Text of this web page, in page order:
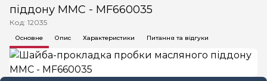
піддону MMC - MF660035
Код: 12035
Основне Опис Характеристики Питання та відгуки